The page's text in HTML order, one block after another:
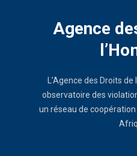
Agence
L’Agence des Droits
observatoire des
un réseau de